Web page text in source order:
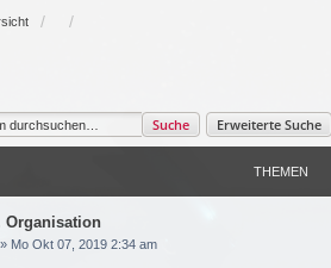
Suche Erweiterte Suche
THEMEN
Organisation
» Mo Okt 07, 2019 2:34 am